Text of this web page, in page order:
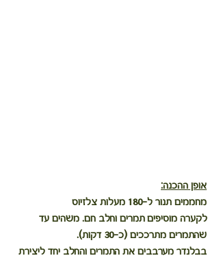
אופן ההכנה:
מחממים תנור ל-180 מעלות צלזיוס
לקערה מוסיפים תמרים וחלב חם. משהים עד
שהתמרים מתרככים (כ-30 דקות). ⁣
בבלנדר מערבבים את התמרים והחלב יחד ליצירת